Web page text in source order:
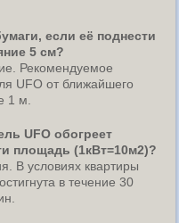
если её поднести
5 см?
Рекомендуемое
UFO от ближайшего
1 м.
UFO обогреет
площадь (1кВт=10м2)?
В условиях квартиры
в течение 30